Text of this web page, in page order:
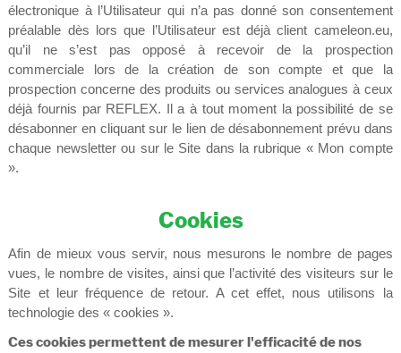
électronique à l’Utilisateur qui n’a pas donné son consentement
préalable dès lors que l’Utilisateur est déjà client cameleon.eu,
qu’il ne s’est pas opposé à recevoir de la prospection
commerciale lors de la création de son compte et que la
prospection concerne des produits ou services analogues à ceux
déjà fournis par REFLEX. Il a à tout moment la possibilité de se
désabonner en cliquant sur le lien de désabonnement prévu dans
chaque newsletter ou sur le Site dans la rubrique « Mon compte
».
Cookies
Afin de mieux vous servir, nous mesurons le nombre de pages
vues, le nombre de visites, ainsi que l’activité des visiteurs sur le
Site et leur fréquence de retour. A cet effet, nous utilisons la
technologie des « cookies ».
Ces cookies permettent de mesurer l'efficacité de nos